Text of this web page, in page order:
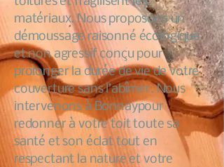
matériaux. Nous proposons un
démoussage raisonné écologique
et non agressif conçu pour
prolonger la durée de vie de votre
couverture sans l’abîmer. Nous
intervenons à Bonnaypour
redonner à votre toit toute sa
santé et son éclat tout en
respectant la nature et votre